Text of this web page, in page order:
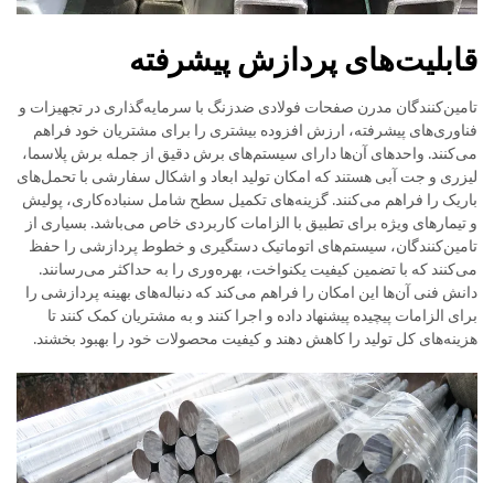
قابلیت‌های پردازش پیشرفته
تامین‌کنندگان مدرن صفحات فولادی ضدزنگ با سرمایه‌گذاری در تجهیزات و
فناوری‌های پیشرفته، ارزش افزوده بیشتری را برای مشتریان خود فراهم
می‌کنند. واحدهای آن‌ها دارای سیستم‌های برش دقیق از جمله برش پلاسما،
لیزری و جت آبی هستند که امکان تولید ابعاد و اشکال سفارشی با تحمل‌های
باریک را فراهم می‌کنند. گزینه‌های تکمیل سطح شامل سنباده‌کاری، پولیش
و تیمارهای ویژه برای تطبیق با الزامات کاربردی خاص می‌باشد. بسیاری از
تامین‌کنندگان، سیستم‌های اتوماتیک دستگیری و خطوط پردازشی را حفظ
می‌کنند که با تضمین کیفیت یکنواخت، بهره‌وری را به حداکثر می‌رسانند.
دانش فنی آن‌ها این امکان را فراهم می‌کند که دنباله‌های بهینه پردازشی را
برای الزامات پیچیده پیشنهاد داده و اجرا کنند و به مشتریان کمک کنند تا
هزینه‌های کل تولید را کاهش دهند و کیفیت محصولات خود را بهبود بخشند.